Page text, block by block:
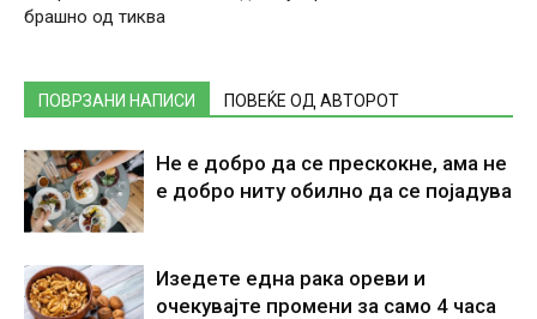
брашно од тиква
ПОВРЗАНИ НАПИСИ ПОВЕЌЕ ОД АВТОРОТ
Не е добро да се прескокне, ама не
е добро ниту обилно да се појадува
Изедете една рака ореви и
очекувајте промени за само 4 часа